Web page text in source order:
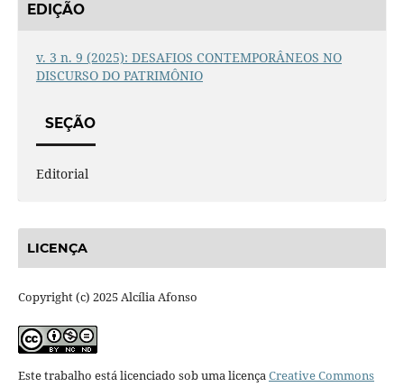
EDIÇÃO
v. 3 n. 9 (2025): DESAFIOS CONTEMPORÂNEOS NO
DISCURSO DO PATRIMÔNIO
SEÇÃO
Editorial
LICENÇA
Copyright (c) 2025 Alcília Afonso
Este trabalho está licenciado sob uma licençaCreative Commons